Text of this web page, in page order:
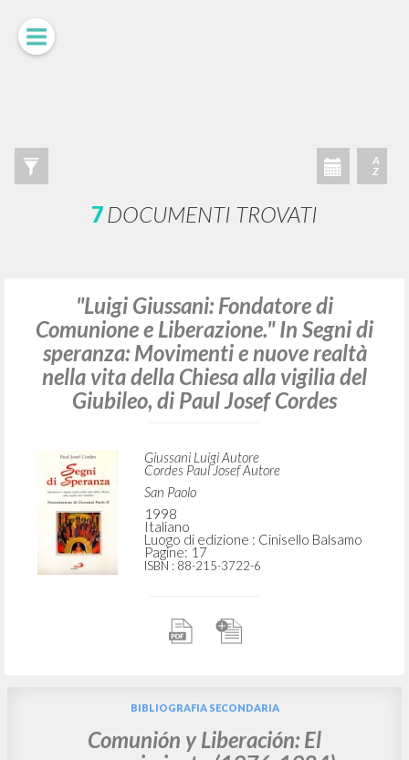
GIUSSANI
scritti
RICERCA AVANZATA »
7 DOCUMENTI TROVATI
"Luigi Giussani: Fondatore di
nella vita della Chiesa alla vigilia del
Giubileo, di Paul Josef Cordes